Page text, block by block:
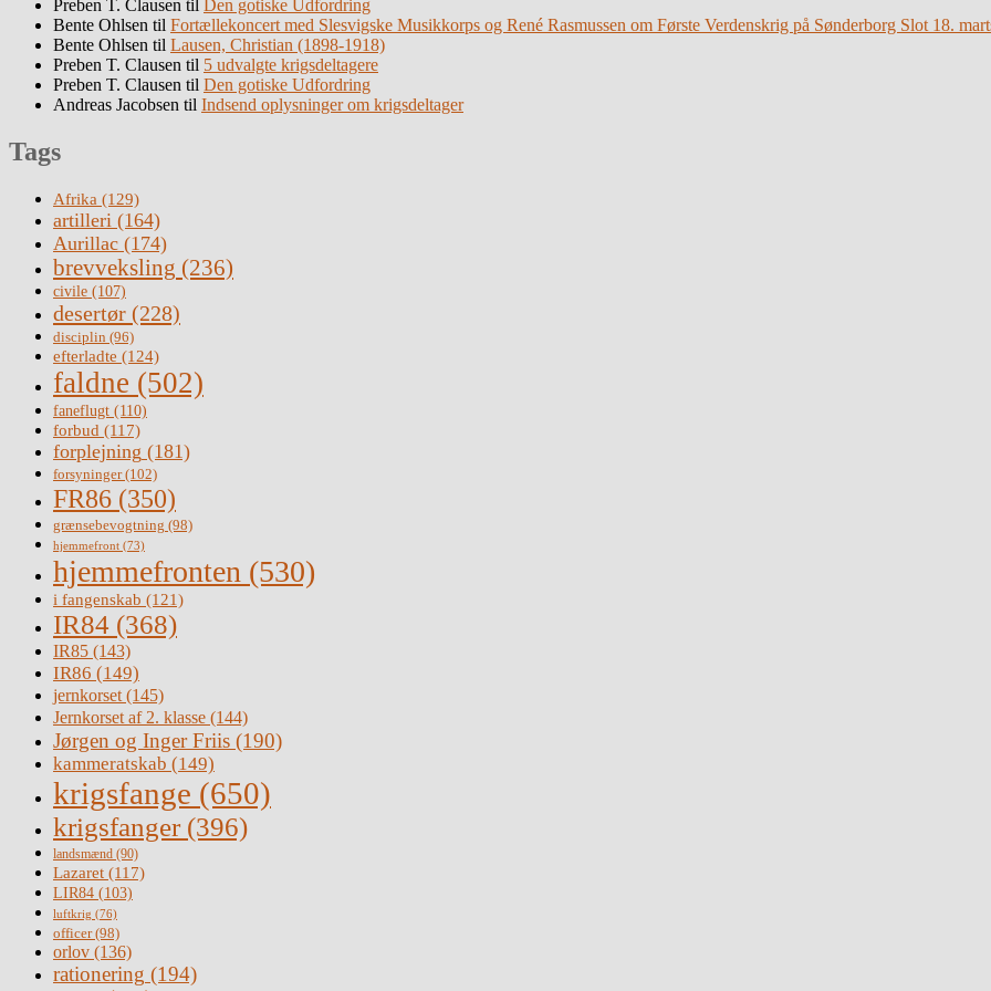
Preben T. Clausen til Den gotiske Udfordring
Bente Ohlsen til Fortællekoncert med Slesvigske Musikkorps og René Rasmussen om Første Verdenskrig på Sønderborg Slot 18.
Bente Ohlsen til Lausen, Christian (1898-1918)
Preben T. Clausen til 5 udvalgte krigsdeltagere
Preben T. Clausen til Den gotiske Udfordring
Andreas Jacobsen til Indsend oplysninger om krigsdeltager
Tags
Afrika (129)
artilleri (164)
Aurillac (174)
brevveksling (236)
civile (107)
desertør (228)
disciplin (96)
efterladte (124)
faldne (502)
faneflugt (110)
forbud (117)
forplejning (181)
forsyninger(102)
FR86 (350)
grænsebevogtning (98)
hjemmefront (73)
hjemmefronten (530)
i fangenskab (121)
IR84 (368)
IR85 (143)
IR86 (149)
jernkorset(145)
Jernkorset af 2. klasse (144)
Jørgen og Inger Friis (190)
kammeratskab (149)
krigsfange (650)
krigsfanger (396)
landsmænd (90)
Lazaret (117)
LIR84 (103)
luftkrig (76)
officer(98)
orlov (136)
rationering (194)